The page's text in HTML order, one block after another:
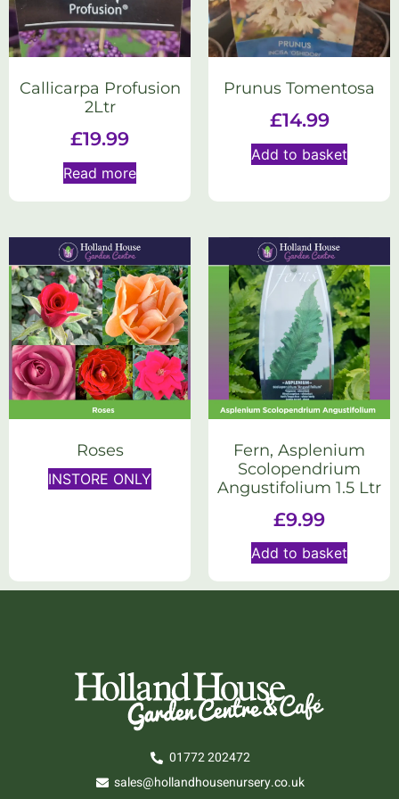
Callicarpa Profusion
2Ltr
£19.99
Read more
Prunus Tomentosa
£14.99
Add to basket
Roses
INSTORE ONLY
Fern, Asplenium
Scolopendrium
Angustifolium 1.5 Ltr
£9.99
Add to basket
01772 202472
sales@hollandhousenursery.co.uk